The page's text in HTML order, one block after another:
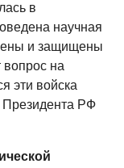
в
научная
и защищены
вопрос на
эти войска
Президента РФ